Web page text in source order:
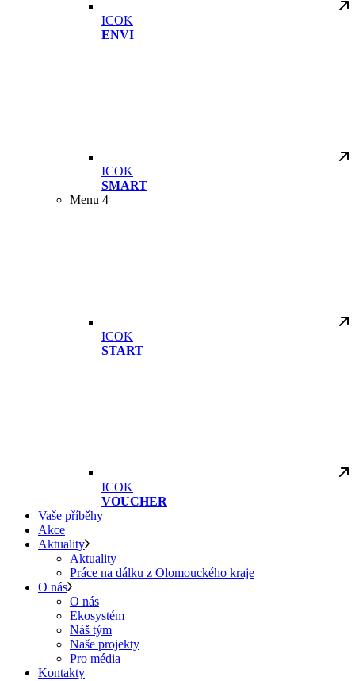
ICOK
ENVI
ICOK
SMART
Menu 4
ICOK
START
ICOK
VOUCHER
Vaše příběhy
Akce
Aktuality
Aktuality
Práce na dálku z Olomouckého kraje
O nás
O nás
Ekosystém
Náš tým
Naše projekty
Pro média
Kontakty